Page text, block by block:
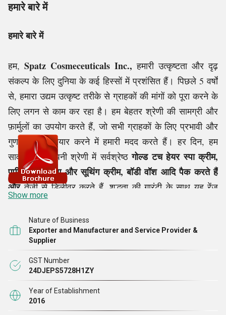
हमारे बारे में
हमारे बारे में
हम, Spatz Cosmeceuticals Inc., हमारी उत्कृष्टता और दृढ़
संकल्प के लिए दुनिया के कई हिस्सों में प्रशंसित हैं। पिछले 5 वर्षों
से, हमारा उद्यम उत्कृष्ट तरीके से ग्राहकों की मांगों को पूरा करने के
लिए लगन से काम कर रहा है। हम बेहतर श्रेणी की सामग्री और
फ़ार्मुलों का उपयोग करते हैं, जो सभी ग्राहकों के लिए प्रभावी और
गुणात्मक रेंज तैयार करने में हमारी मदद करते हैं। हर दिन, हम
सावधानी से अपनी श्रेणी में सर्वश्रेष्ठगोल्ड टच हेयर स्पा क्रीम,
पपीता ब्राइटनिंग और सूथिंग क्रीम, बॉडी वॉश आदि पैक करते हैं
औरतेज़ी से डिलीवर करते हैं. शुद्धता की गारंटी के साथ यह रेंज
सभी को उपलब्ध कराई जाती है। एक गर्वित
रूप में, हम इस बात की पुष्टि करते हैं कि कड़े गुणवत्ता परीक्षण पास
करने के बाद हमारी सुविधा से प्रत्येक प्रकार के कॉस्मेटिक और
त्वचा देखभाल उत्पाद भेजे जाते हैं। इस तरह, हम ग्राहकों की
गुणवत्ता की अपेक्षाओं को पूरा करते हैं और अंतर्राष्ट्रीय मानकों का
निर्बाध रूप से
पालन करते हैं।
Show more
Nature of Business
Exporter and Manufacturer and Service Provider &
Supplier
GST Number
24DJEPS5728H1ZY
Year of Establishment
2016